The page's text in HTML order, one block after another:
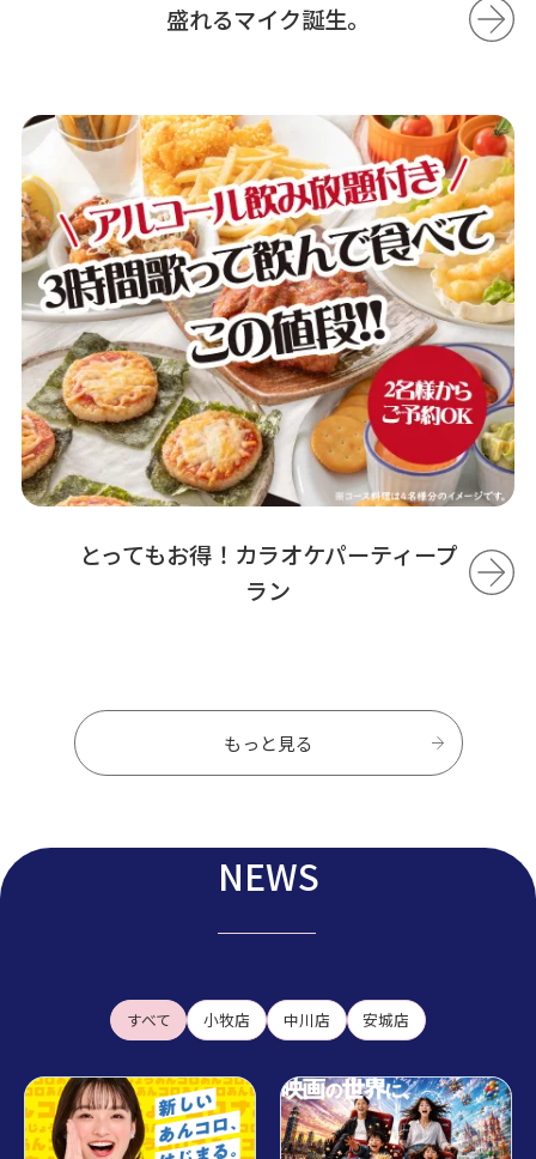
盛れるマイク誕生。
とってもお得！カラオケパーティープ
ラン
もっと見る
NEWS
すべて 小牧店 中川店 安城店